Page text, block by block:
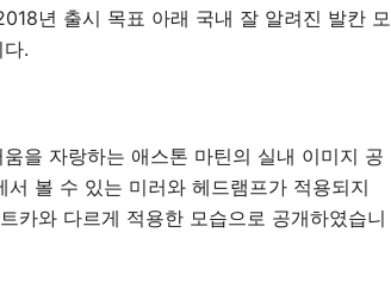
년 출시 목표 아래 국내 잘 알려진 발칸 모
.
을 자랑하는 애스톤 마틴의 실내 이미지 공
볼 수 있는 미러와 헤드램프가 적용되지
카와 다르게 적용한 모습으로 공개하였습니